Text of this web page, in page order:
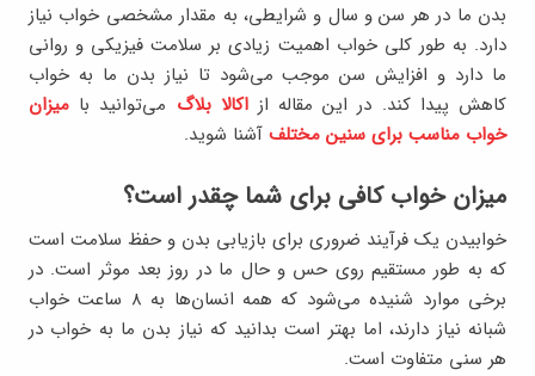
بدن ما در هر سن و سال و شرایطی، به مقدار مشخصی خواب نیاز
دارد. به طور کلی خواب اهمیت زیادی بر سلامت فیزیکی و روانی
ما دارد و افزایش سن موجب می‌شود تا نیاز بدن ما به خواب
کاهش پیدا کند. در این مقاله ازاکالا بلاگ می‌توانید با میزان
خواب مناسب برای سنین مختلف آشنا شوید.
میزان خواب کافی برای شما چقدر است؟
خوابیدن یک فرآیند ضروری برای بازیابی بدن و حفظ سلامت است
که به طور مستقیم روی حس و حال ما در روز بعد موثر است. در
برخی موارد شنیده می‌شود که همه انسان‌ها به ۸ ساعت خواب
شبانه نیاز دارند، اما بهتر است بدانید که نیاز بدن ما به خواب در
هر سنی متفاوت است.